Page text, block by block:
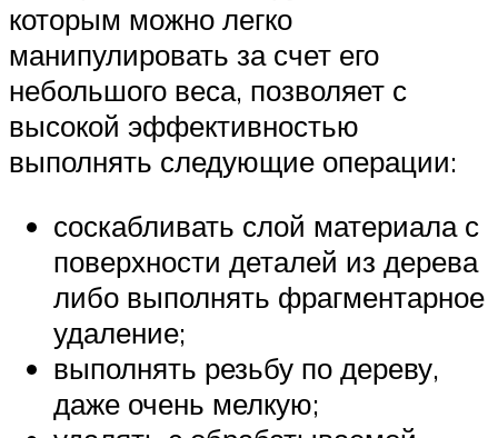
которым можно легко
манипулировать за счет его
небольшого веса, позволяет с
высокой эффективностью
выполнять следующие операции:
соскабливать слой материала с
поверхности деталей из дерева
либо выполнять фрагментарное
удаление;
выполнять резьбу по дереву,
даже очень мелкую;